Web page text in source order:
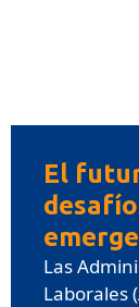
El
Las
Laborales